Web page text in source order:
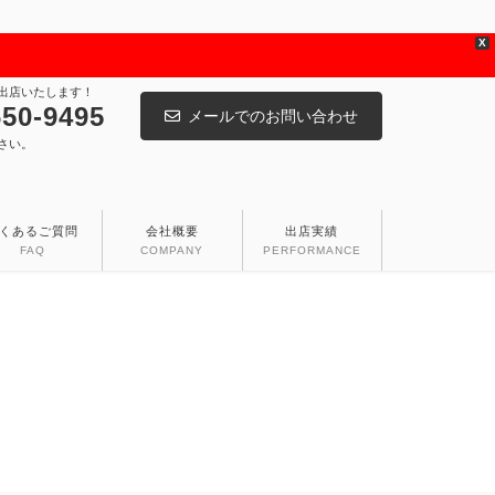
X
店いたします！
9495
い。
メールでのお問い合わせ
あるご質問
FAQ
会社概要
COMPANY
出店実績
PERFORMANCE